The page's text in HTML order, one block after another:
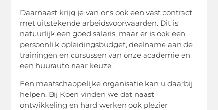
Daarnaast krijg je van ons ook een vast contract
met uitstekende arbeidsvoorwaarden. Dit is
natuurlijk een goed salaris, maar er is ook een
persoonlijk opleidingsbudget, deelname aan de
trainingen en cursussen van onze academie en
een huurauto naar keuze.
Een maatschappelijke organisatie kan u daarbij
helpen. Bij Koen vinden we dat naast
ontwikkeling en hard werken ook plezier